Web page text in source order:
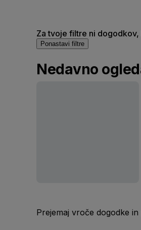
Za tvoje filtre ni
Ponastavi filtre
Nedavno
Prejemaj vroče dogodke